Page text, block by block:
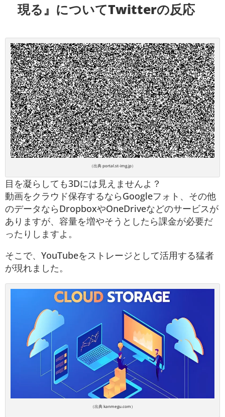
現る』についてTwitterの反応
（出典 portal.st-img.jp）
目を凝らしても3Dには見えませんよ？
動画をクラウド保存するならGoogleフォト、その他
のデータならDropboxやOneDriveなどのサービスが
ありますが、容量を増やそうとしたら課金が必要だ
ったりしますよ。
そこで、YouTubeをストレージとして活用する猛者
が現れました。
（出典 kanmegu.com）